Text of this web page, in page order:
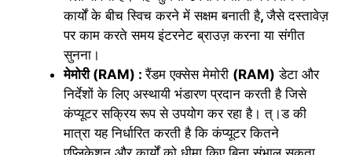
कार्यों के बीच स्विच करने में सक्षम बनाती है,जैसे दस्तावेज़
पर काम करते समय इंटरनेट ब्राउज़ करना या संगीत
सुनना।
मेमोरी (RAM) :रैंडम एक्सेस मेमोरी (RAM) डेटा और
निर्देशों के लिए अस्थायी भंडारण प्रदान करती है जिसे
कंप्यूटर सक्रिय रूप से उपयोग कर रहा है। त्।ड की
मात्रा यह निर्धारित करती है कि कंप्यूटर कितने